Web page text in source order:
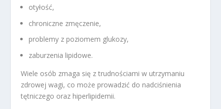
otyłość,
chroniczne zmęczenie,
problemy z poziomem glukozy,
zaburzenia lipidowe.
Wiele osób zmaga się z trudnościami w utrzymaniu
zdrowej wagi, co może prowadzić do nadciśnienia
tętniczego oraz hiperlipidemii.